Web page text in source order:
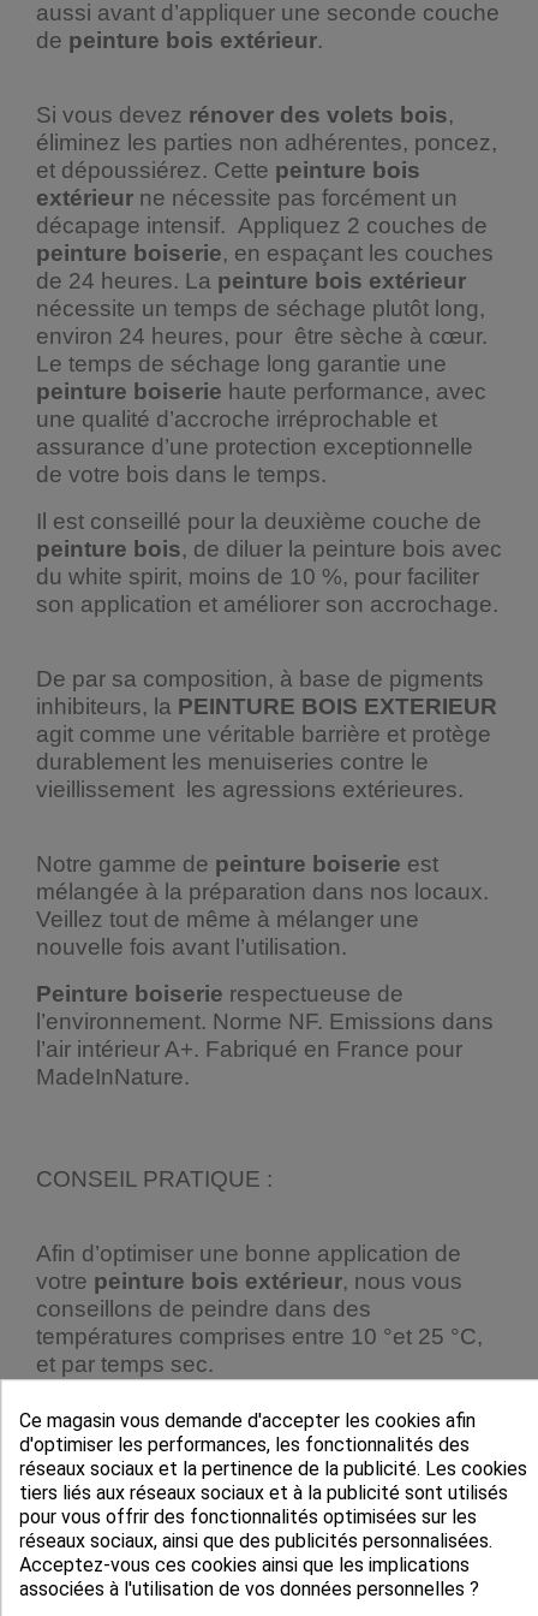
aussi avant d’appliquer une seconde couche
de peinture bois extérieur.
Si vous devez rénover des volets bois,
éliminez les parties non adhérentes, poncez,
et dépoussiérez. Cette peinture bois
extérieur ne nécessite pas forcément un
décapage intensif. Appliquez 2 couches de
peinture boiserie, en espaçant les couches
de 24 heures. La peinture bois extérieur
nécessite un temps de séchage plutôt long,
environ 24 heures, pour être sèche à cœur.
Le temps de séchage long garantie une
peinture boiserie haute performance, avec
une qualité d’accroche irréprochable et
assurance d’une protection exceptionnelle
de votre bois dans le temps.
Il est conseillé pour la deuxième couche de
peinture bois, de diluer la peinture bois avec
du white spirit, moins de 10 %, pour faciliter
son application et améliorer son accrochage.
De par sa composition, à base de pigments
inhibiteurs, la PEINTURE BOIS EXTERIEUR
agit comme une véritable barrière et protège
durablement les menuiseries contre le
vieillissement les agressions extérieures.
Notre gamme de peinture boiserie est
mélangée à la préparation dans nos locaux.
Veillez tout de même à mélanger une
nouvelle fois avant l’utilisation.
Peinture boiserie respectueuse de
l’environnement. Norme NF. Emissions dans
l’air intérieur A+. Fabriqué en France pour
MadeInNature.
CONSEIL PRATIQUE :
Afin d’optimiser une bonne application de
votre peinture bois extérieur, nous vous
conseillons de peindre dans des
températures comprises entre 10 °et 25 °C,
et par temps sec.
Il est de plus important de bien respecter le
rendement moyen de 10 m²/litre, et par
couche, pour une protection optimale
anticorrosion.
Tout dernier conseil pratique, si vous
envisagez derénover des volets bois,
renseignez-vous au préalable auprès de la
Ce magasin vous demande d'accepter les cookies afin
d'optimiser les performances, les fonctionnalités des
réseaux sociaux et la pertinence de la publicité. Les cookies
tiers liés aux réseaux sociaux et à la publicité sont utilisés
pour vous offrir des fonctionnalités optimisées sur les
réseaux sociaux, ainsi que des publicités personnalisées.
Acceptez-vous ces cookies ainsi que les implications
associées à l'utilisation de vos données personnelles ?